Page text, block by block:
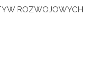
ROZWOJOWYCH